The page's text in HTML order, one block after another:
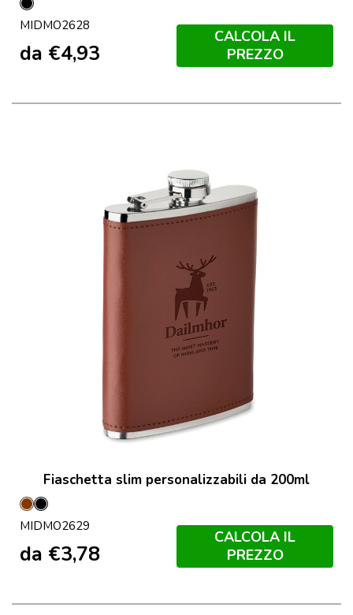
Nero
MIDMO2628
da €4,93
CALCOLA IL
PREZZO
Fiaschetta slim personalizzabili da 200ml
Marrone
Nero
MIDMO2629
da €3,78
CALCOLA IL
PREZZO